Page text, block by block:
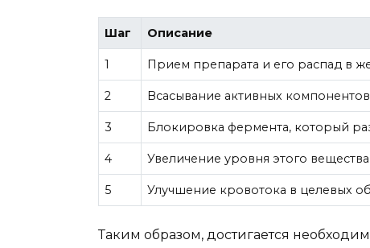
Шаг Описание
1 Прием препарата и его распад в
2 Всасывание активных
3 Блокировка фермента, который
4 Увеличение уровня этого
5 Улучшение кровотока в целевых
Таким образом, достигается